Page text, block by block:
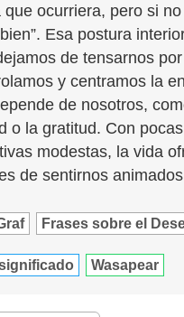
que ocurriera, pero si
Esa postura
de tensarnos
y centramos la
de nosotros,
o la gratitud. Con
modestas, la vida
de sentirnos
Frases sobre el
Wasapear